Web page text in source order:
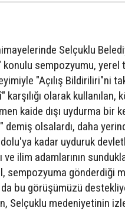
Selçuklu
sempozyumu, yerel
"Açılış Bildiriliri"ni
olarak
kaide dışı uydurma bir
demiş olsalardı, daha
kadar uyduruk
ilim adamlarının
sempozyuma gönderdiği
bu görüşümüzü
Selçuklu medeniyetinin